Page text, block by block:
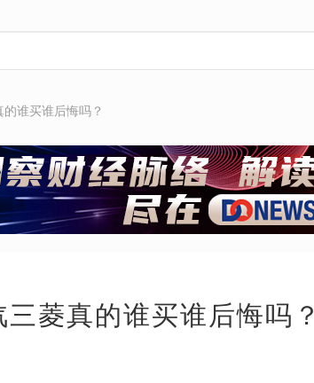
谁买谁后悔吗？
菱真的谁买谁后悔吗？